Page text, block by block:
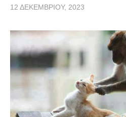
12 ΔΕΚΕΜΒΡΊΟΥ, 2023